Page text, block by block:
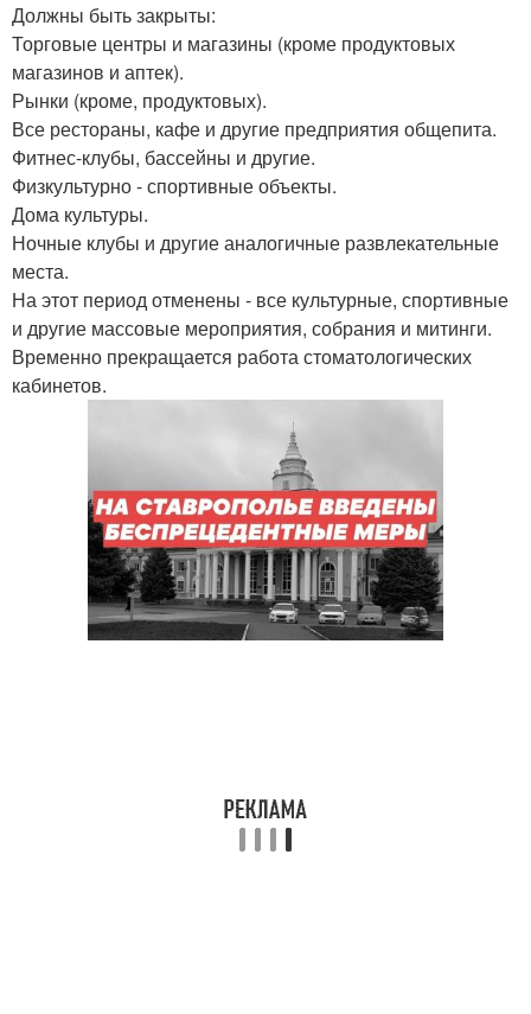
Должны быть закрыты:
Торговые центры и магазины (кроме продуктовых
магазинов и аптек).
Рынки (кроме, продуктовых).
Все рестораны, кафе и другие предприятия общепита.
Фитнес-клубы, бассейны и другие.
Физкультурно - спортивные объекты.
Дома культуры.
Ночные клубы и другие аналогичные развлекательные
места.
На этот период отменены - все культурные, спортивные
и другие массовые мероприятия, собрания и митинги.
Временно прекращается работа стоматологических
кабинетов.